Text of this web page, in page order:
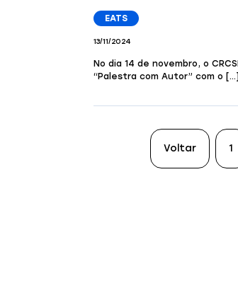
EATS
13/11/2024
No dia 14 de novembro, o
“Palestra com Autor” com o […]
Voltar 1